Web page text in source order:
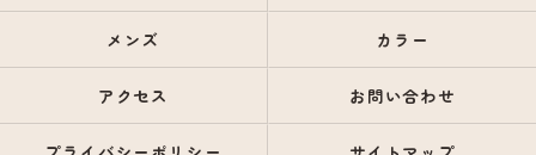
メンズ カラー
アクセス お問い合わせ